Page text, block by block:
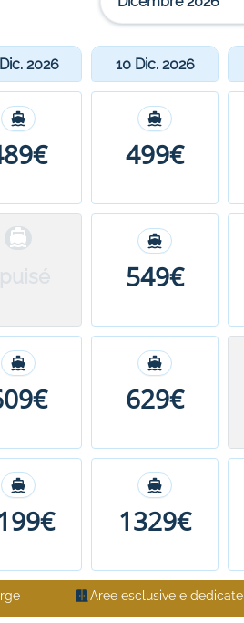
2026 10 Dic. 2026
499€
549€
629€
1329€
Aree esclusive e dedicate